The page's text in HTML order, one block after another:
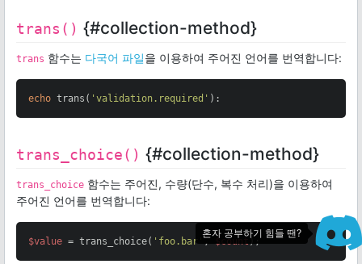
trans() {#collection-method}
trans 함수는 다국어 파일을 이용하여 주어진 언어를 번역합니다:
echo trans( 'validation.required' ):
trans_choice() {#collection-method}
trans_choice 함수는 주어진, 수량(단수, 복수 처리)을 이용하여
주어진 언어를 번역합니다:
$value = trans_choice( 'foo.bar', $count);
혼자 공부하기 힘들 땐?